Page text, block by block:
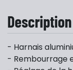
- Harnais
- Rembourrage